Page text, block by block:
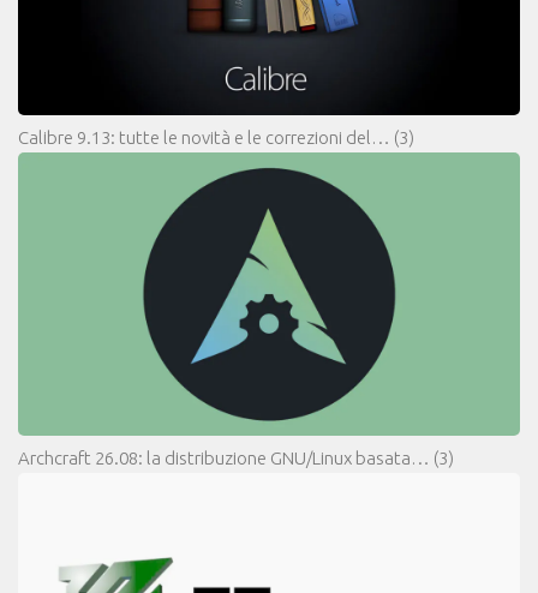
Calibre 9.13: tutte le novità e le correzioni del… (3)
Archcraft 26.08: la distribuzione GNU/Linux basata… (3)